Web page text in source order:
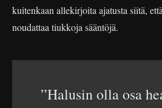
kuitenkaan allekirjoita ajatusta siitä,
noudattaa tiukkoja sääntöjä.
”Halusin olla osa